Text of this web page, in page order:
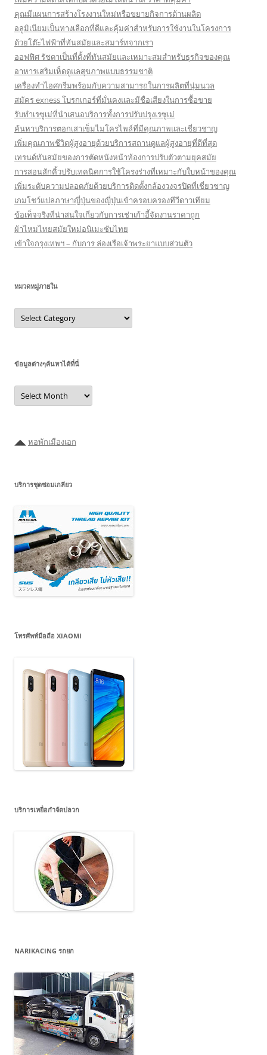
คุณมีแผนการสร้างโรงงานใหม่หรือขยายกิจการด้านผลิต
อลูมิเนียมเป็นทางเลือกที่ดีและคุ้มค่าสำหรับการใช้งานในโครงการ
ด้วยโต๊ะไฟฟ้าที่ทันสมัยและสมาร์ทจากเรา
ออฟฟิศ รัชดาเป็นที่ตั้งที่ทันสมัยและเหมาะสมสำหรับธุรกิจของคุณ
อาหารเสริมเห็ดดูแลสุขภาพแบบธรรมชาติ
เครื่องทำไอศกรีมพร้อมกับความสามารถในการผลิตที่นุ่มนวล
สมัคร exness โบรกเกอร์ที่มั่นคงและมีชื่อเสียงในการซื้อขาย
รับทำเรซูเม่ที่นำเสนอบริการทั้งการปรับปรุงเรซูเม่
ค้นหาบริการตอกเสาเข็มไมโครไพล์ที่มีคุณภาพและเชี่ยวชาญ
เพิ่มคุณภาพชีวิตผู้สูงอายุด้วยบริการสถานดูแลผู้สูงอายุที่ดีที่สุด
เทรนด์ทันสมัยของการตัดหนังหน้าท้องการปรับตัวตามยุคสมัย
การสอนสักคิ้วปรับเทคนิคการใช้โครงร่างที่เหมาะกับใบหน้าของคุณ
เพิ่มระดับความปลอดภัยด้วยบริการติดตั้งกล้องวงจรปิดที่เชี่ยวชาญ
เกมโชว์แปลภาษาญี่ปุ่นของญี่ปุ่นเข้าครอบครองทีวีดาวเทียม
ข้อเท็จจริงที่น่าสนใจเกี่ยวกับการเช่าเก้าอี้จัดงานราคาถูก
ผ้าไหมไทยสมัยใหม่อนิเมะซับไทย
เข้าใจกรุงเทพฯ – กับการ ล่องเรือเจ้าพระยาแบบส่วนตัว
หมวดหมู่ภายใน
หมวด
หมู่
ภายใน
ข้อมูลต่างๆค้นหาได้ที่นี่
ข้อมูล
ต่างๆ
ค้นหา
◢◣ หอพักเมืองเอก
บริการชุดซ่อมเกลียว
โทรศัพท์มือถือ XIAOMI
บริการเหยื่อกำจัดปลวก
NARIKACING รถยก